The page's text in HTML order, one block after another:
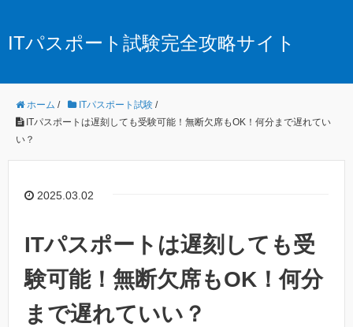
ITパスポート試験完全攻略サイト
ホーム / ITパスポート試験 /
ITパスポートは遅刻しても受験可能！無断欠席もOK！何分まで遅れてい
い？
2025.03.02
ITパスポートは遅刻しても受
験可能！無断欠席もOK！何分
まで遅れていい？